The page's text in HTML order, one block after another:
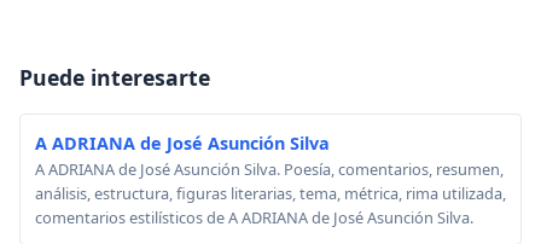
Puede interesarte
A ADRIANA de José Asunción Silva
A ADRIANA de José Asunción Silva. Poesía, comentarios, resumen,
análisis, estructura, figuras literarias, tema, métrica, rima utilizada,
comentarios estilísticos de A ADRIANA de José Asunción Silva.